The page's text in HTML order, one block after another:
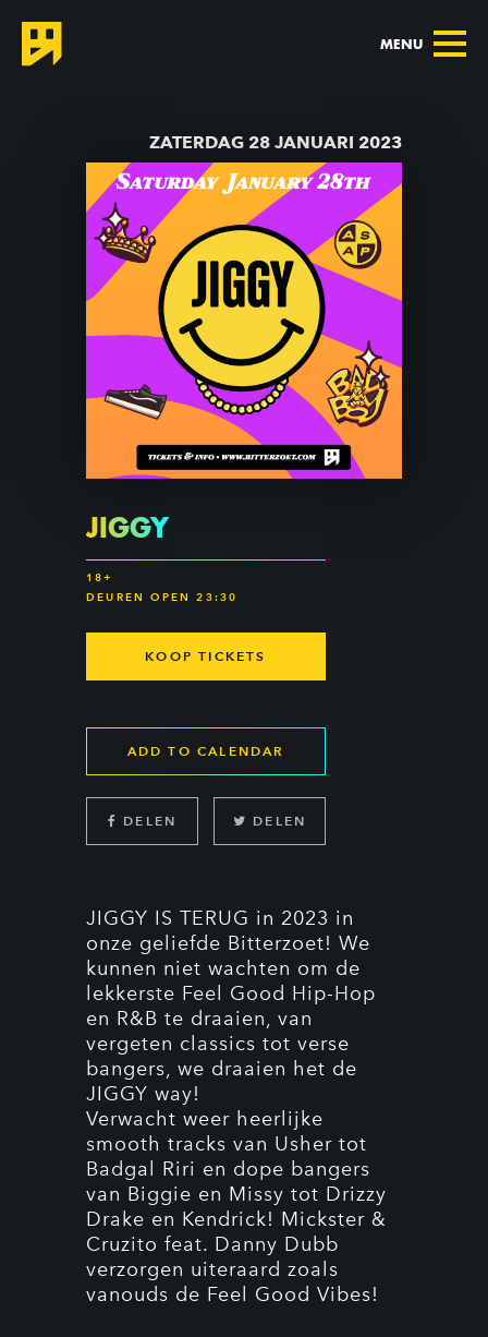
MENU
ZATERDAG 28 JANUARI 2023
JIGGY
18+
DEUREN OPEN 23:30
KOOP TICKETS
ADD TO CALENDAR
DELEN DELEN
JIGGY IS TERUG in 2023 in
onze geliefde Bitterzoet! We
kunnen niet wachten om de
lekkerste Feel Good Hip-Hop
en R&B te draaien, van
vergeten classics tot verse
bangers, we draaien het de
JIGGY way!
Verwacht weer heerlijke
smooth tracks van Usher tot
Badgal Riri en dope bangers
van Biggie en Missy tot Drizzy
Drake en Kendrick! Mickster &
Cruzito feat. Danny Dubb
verzorgen uiteraard zoals
vanouds de Feel Good Vibes!